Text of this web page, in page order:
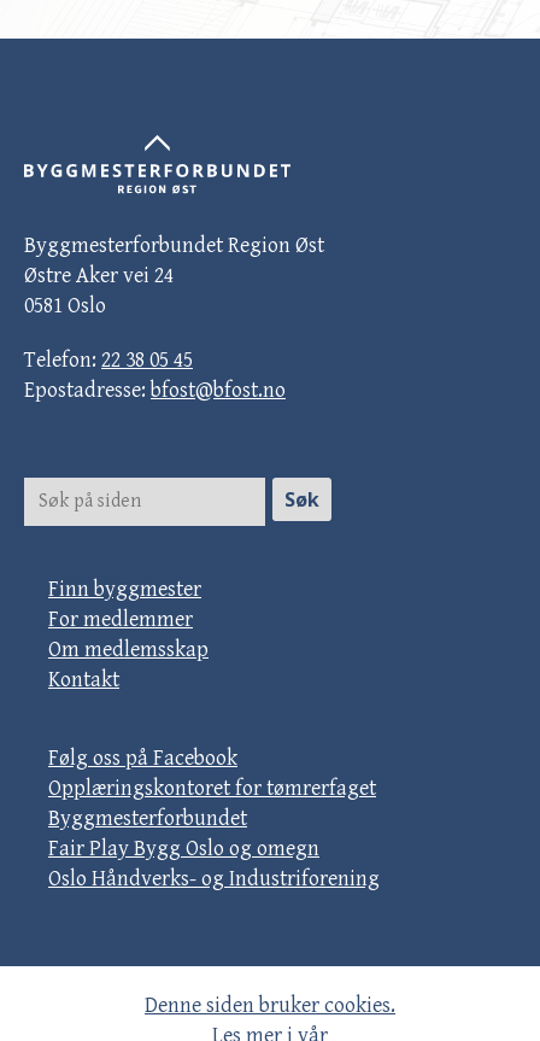
Byggmesterforbundet Region Øst
Østre Aker vei 24
0581 Oslo
Telefon: 22 38 05 45
Epostadresse: bfost@bfost.no
Finn byggmester
For medlemmer
Om medlemsskap
Kontakt
Følg oss på Facebook
Opplæringskontoret for tømrerfaget
Byggmesterforbundet
Fair Play Bygg Oslo og omegn
Oslo Håndverks- og Industriforening
Denne siden bruker cookies.
Les mer i vår